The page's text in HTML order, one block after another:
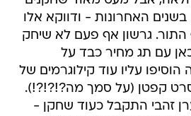
האחרונות - ודווקא אלו
התור. גרשון אף פעם לא שיחק
עם תג מחיר כבד על
עליו עוד קילוגרמים של
סרט קפטן (על סמך מה?!?!?!).
זהבי התקבל כעוד שחקן -